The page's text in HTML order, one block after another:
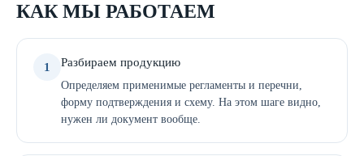
КАК МЫ РАБОТАЕМ
1 Разбираем продукцию
Определяем применимые регламенты и перечни,
форму подтверждения и схему. На этом шаге видно,
нужен ли документ вообще.